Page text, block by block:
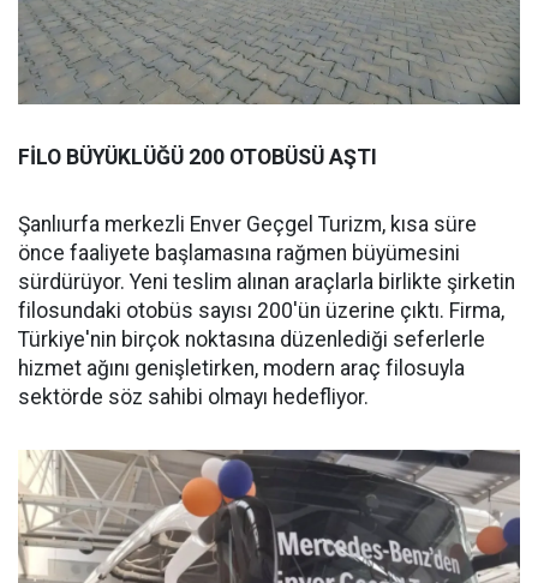
FİLO BÜYÜKLÜĞÜ 200 OTOBÜSÜ AŞTI
Şanlıurfa merkezli Enver Geçgel Turizm, kısa süre
önce faaliyete başlamasına rağmen büyümesini
sürdürüyor. Yeni teslim alınan araçlarla birlikte şirketin
filosundaki otobüs sayısı 200'ün üzerine çıktı. Firma,
Türkiye'nin birçok noktasına düzenlediği seferlerle
hizmet ağını genişletirken, modern araç filosuyla
sektörde söz sahibi olmayı hedefliyor.